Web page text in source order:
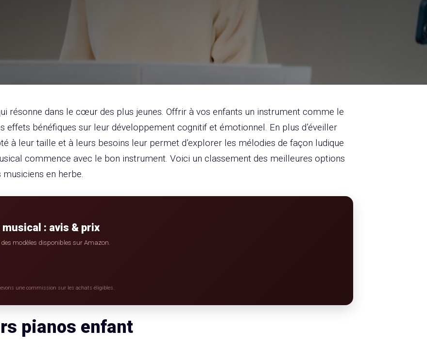
résonne dans le cœur des plus jeunes. Offrir à vos enfants un instrument comme le
effets bénéfiques sur leur développement cognitif et émotionnel. En plus d’éveiller
à leur taille et à leurs besoins leur permet d’explorer les mélodies de façon ludique
commence avec le bon instrument. Voici un classement des meilleures options
en herbe.
: avis & prix
modèles disponibles sur Amazon.
une commission sur les achats éligibles.
pianos enfant